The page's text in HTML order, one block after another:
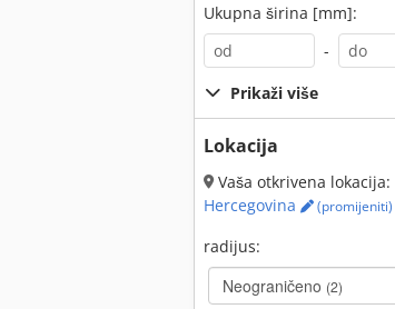
Ukupna širina [mm]:
-
Prikaži više
Lokacija
Vaša otkrivena lokacija:
Hercegovina
(promijeniti)
radijus:
Neograničeno (2)